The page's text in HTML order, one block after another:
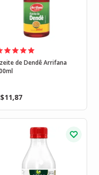
de Dendê Arrifana
11,87